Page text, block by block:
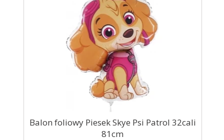
Balon foliowy Piesek Skye Psi Patrol 32cali
81cm